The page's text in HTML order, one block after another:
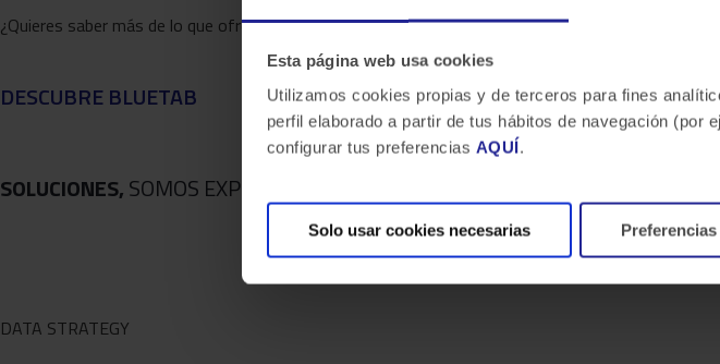
Esta página web usa cookies
Utilizamos cookies propias y de terceros para fines
perfil elaborado a partir de tus hábitos de navegación
configurar tus preferencias AQUÍ.
Solo usar cookies necesarias
¿Quieres saber más de lo que ofrecemos y ver otros casos de éxito?
DESCUBRE BLUETAB
SOLUCIONES,SOMOS EXPERTOS
DATA STRATEGY